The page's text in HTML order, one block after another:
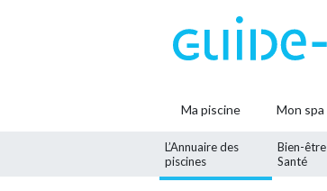
Ma piscine Mon spa
L’Annuaire des
piscines
Bien-être
Santé